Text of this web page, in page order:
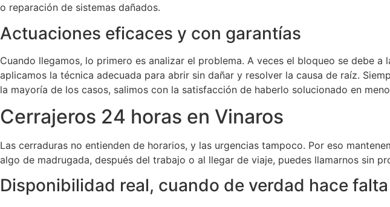
o reparación de sistemas dañados.
Actuaciones eficaces y con garantías
Cuando llegamos, lo primero es analizar el problema. A veces el bloqueo se debe
aplicamos la técnica adecuada para abrir sin dañar y resolver la causa de raíz.
la mayoría de los casos, salimos con la satisfacción de haberlo solucionado en
Cerrajeros 24 horas en Vinaros
Las cerraduras no entienden de horarios, y las urgencias tampoco. Por eso
algo de madrugada, después del trabajo o al llegar de viaje, puedes llamarnos sin
Disponibilidad real, cuando de verdad hace falta